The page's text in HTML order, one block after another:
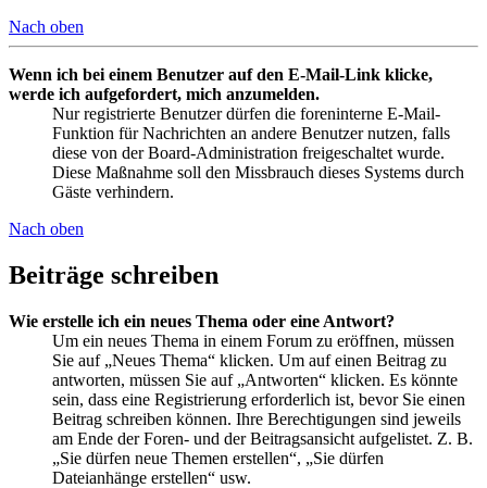
Nach oben
Wenn ich bei einem Benutzer auf den E-Mail-Link klicke,
werde ich aufgefordert, mich anzumelden.
Nur registrierte Benutzer dürfen die foreninterne E-Mail-
Funktion für Nachrichten an andere Benutzer nutzen, falls
diese von der Board-Administration freigeschaltet wurde.
Diese Maßnahme soll den Missbrauch dieses Systems durch
Gäste verhindern.
Nach oben
Beiträge schreiben
Wie erstelle ich ein neues Thema oder eine Antwort?
Um ein neues Thema in einem Forum zu eröffnen, müssen
Sie auf „Neues Thema“ klicken. Um auf einen Beitrag zu
antworten, müssen Sie auf „Antworten“ klicken. Es könnte
sein, dass eine Registrierung erforderlich ist, bevor Sie einen
Beitrag schreiben können. Ihre Berechtigungen sind jeweils
am Ende der Foren- und der Beitragsansicht aufgelistet. Z. B.
„Sie dürfen neue Themen erstellen“, „Sie dürfen
Dateianhänge erstellen“ usw.